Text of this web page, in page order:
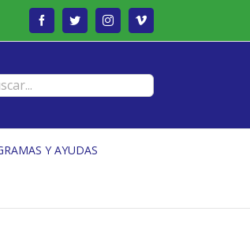
FacebookTwitterInstagramVimeo
Y AYUDAS